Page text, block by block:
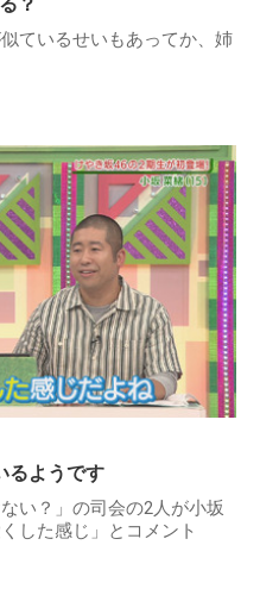
ているせいもあってか、姉
るようです
い？」の司会の2人が小坂
した感じ」とコメント